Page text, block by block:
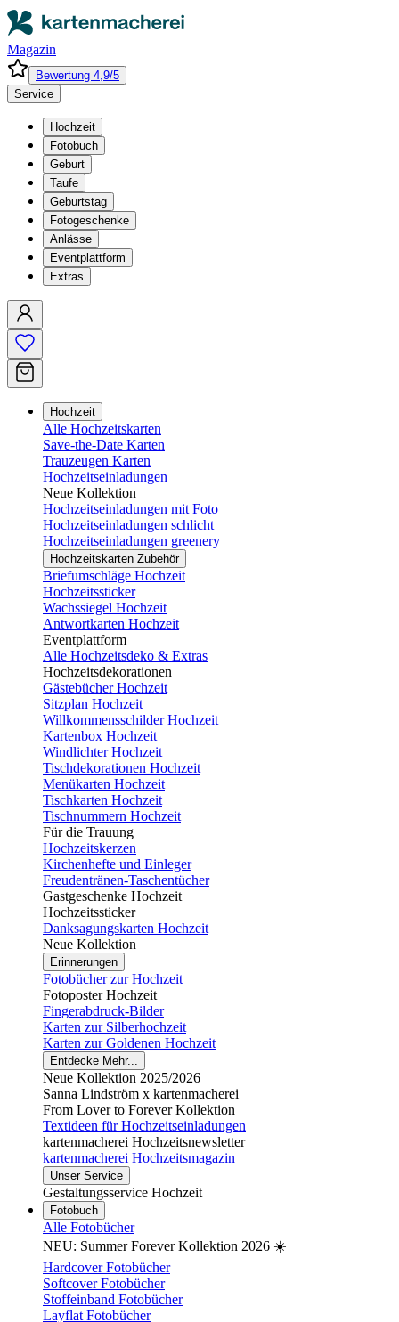
Magazin
Bewertung 4,9/5
Service
Hochzeit
Fotobuch
Geburt
Taufe
Geburtstag
Fotogeschenke
Anlässe
Eventplattform
Extras
Hochzeit
Alle Hochzeitskarten
Save-the-Date Karten
Trauzeugen Karten
Hochzeitseinladungen
Neue Kollektion
Hochzeitseinladungen mit Foto
Hochzeitseinladungen schlicht
Hochzeitseinladungen greenery
Hochzeitskarten Zubehör
Briefumschläge Hochzeit
Hochzeitssticker
Wachssiegel Hochzeit
Antwortkarten Hochzeit
Eventplattform
Alle Hochzeitsdeko & Extras
Hochzeitsdekorationen
Gästebücher Hochzeit
Sitzplan Hochzeit
Willkommensschilder Hochzeit
Kartenbox Hochzeit
Windlichter Hochzeit
Tischdekorationen Hochzeit
Menükarten Hochzeit
Tischkarten Hochzeit
Tischnummern Hochzeit
Für die Trauung
Hochzeitskerzen
Kirchenhefte und Einleger
Freudentränen-Taschentücher
Gastgeschenke Hochzeit
Hochzeitssticker
Danksagungskarten Hochzeit
Neue Kollektion
Erinnerungen
Fotobücher zur Hochzeit
Fotoposter Hochzeit
Fingerabdruck-Bilder
Karten zur Silberhochzeit
Karten zur Goldenen Hochzeit
Entdecke Mehr...
Neue Kollektion 2025/2026
Sanna Lindström x kartenmacherei
From Lover to Forever Kollektion
Textideen für Hochzeitseinladungen
kartenmacherei Hochzeitsnewsletter
kartenmacherei Hochzeitsmagazin
Unser Service
Gestaltungsservice Hochzeit
Fotobuch
Alle Fotobücher
NEU: Summer Forever Kollektion 2026 ☀️
Hardcover Fotobücher
Softcover Fotobücher
Stoffeinband Fotobücher
Layflat Fotobücher